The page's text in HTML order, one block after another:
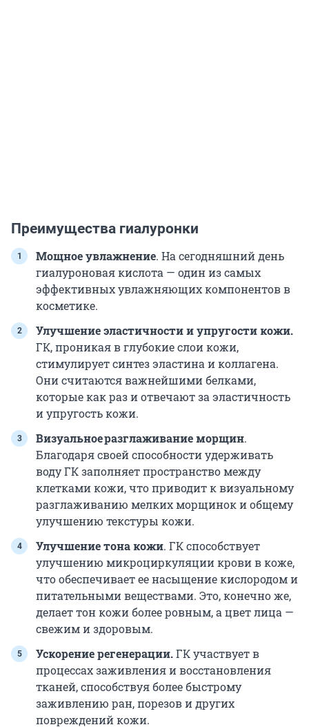
Преимущества гиалуронки
Мощное увлажнение. На сегодняшний день
гиалуроновая кислота — один из самых
эффективных увлажняющих компонентов в
косметике.
Улучшение эластичности и упругости кожи.
ГК, проникая в глубокие слои кожи,
стимулирует синтез эластина и коллагена.
Они считаются важнейшими белками,
которые как раз и отвечают за эластичность
и упругость кожи.
Визуальное разглаживание морщин.
Благодаря своей способности удерживать
воду ГК заполняет пространство между
клетками кожи, что приводит к визуальному
разглаживанию мелких морщинок и общему
улучшению текстуры кожи.
Улучшение тона кожи. ГК способствует
улучшению микроциркуляции крови в коже,
что обеспечивает ее насыщение кислородом и
питательными веществами. Это, конечно же,
делает тон кожи более ровным, а цвет лица —
свежим и здоровым.
Ускорение регенерации.ГК участвует в
процессах заживления и восстановления
тканей, способствуя более быстрому
заживлению ран, порезов и других
повреждений кожи.